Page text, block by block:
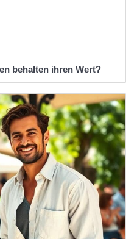
behalten ihren Wert?